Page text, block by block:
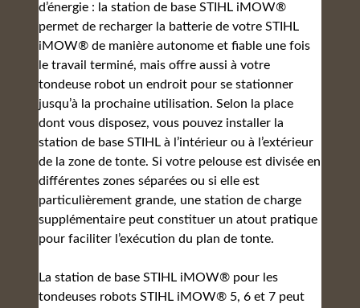
d’énergie : la station de base STIHL iMOW®
permet de recharger la batterie de votre STIHL
iMOW® de manière autonome et fiable une fois
le travail terminé, mais offre aussi à votre
tondeuse robot un endroit pour se stationner
jusqu’à la prochaine utilisation. Selon la place
dont vous disposez, vous pouvez installer la
station de base STIHL à l’intérieur ou à l’extérieur
de la zone de tonte. Si votre pelouse est divisée en
différentes zones séparées ou si elle est
particulièrement grande, une station de charge
supplémentaire peut constituer un atout pratique
pour faciliter l’exécution du plan de tonte.
La station de base STIHL iMOW® pour les
tondeuses robots STIHL iMOW® 5, 6 et 7 peut